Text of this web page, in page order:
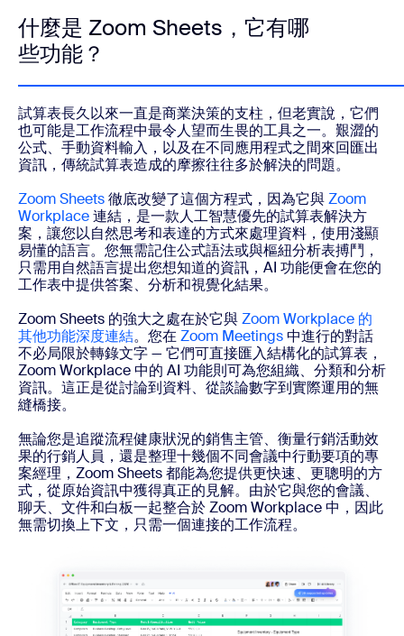
什麼是 Zoom Sheets，它有哪
些功能？
試算表長久以來一直是商業決策的支柱，但老實說，它們
也可能是工作流程中最令人望而生畏的工具之一。艱澀的
公式、手動資料輸入，以及在不同應用程式之間來回匯出
資訊，傳統試算表造成的摩擦往往多於解決的問題。
Zoom Sheets徹底改變了這個方程式，因為它與Zoom
Workplace連結，是一款人工智慧優先的試算表解決方
案，讓您以自然思考和表達的方式來處理資料，使用淺顯
易懂的語言。您無需記住公式語法或與樞紐分析表搏鬥，
只需用自然語言提出您想知道的資訊，AI 功能便會在您的
工作表中提供答案、分析和視覺化結果。
Zoom Sheets 的強大之處在於它與Zoom Workplace 的
其他功能深度連結。您在 Zoom Meetings中進行的對話
不必局限於轉錄文字 — 它們可直接匯入結構化的試算表，
Zoom Workplace 中的 AI 功能則可為您組織、分類和分析
資訊。這正是從討論到資料、從談論數字到實際運用的無
縫橋接。
無論您是追蹤流程健康狀況的銷售主管、衡量行銷活動效
果的行銷人員，還是整理十幾個不同會議中行動要項的專
案經理，Zoom Sheets 都能為您提供更快速、更聰明的方
式，從原始資訊中獲得真正的見解。由於它與您的會議、
聊天、文件和白板一起整合於 Zoom Workplace 中，因此
無需切換上下文，只需一個連接的工作流程。